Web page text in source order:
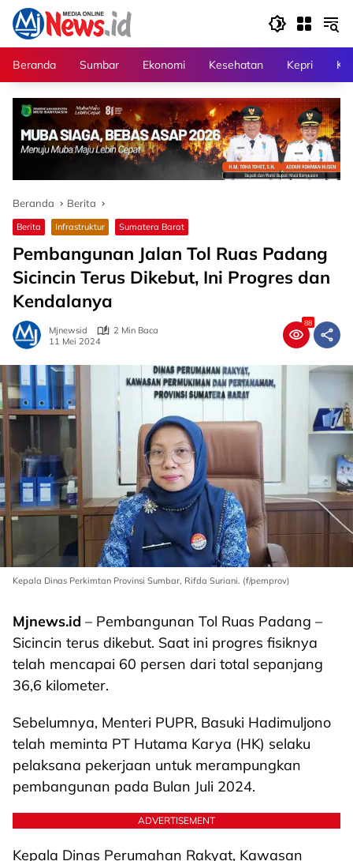
Langsung
konten
Beranda
Sumbar Ekonomi Kesehatan Kepri
Beranda Berita
Berita Infrastruktur Sumatera Barat
Pembangunan Jalan Tol Ruas Padang
Sicincin Terus Dikebut, Ini Progres dan
Kendalanya
Mjnewsid
2 Min Baca
11 Mei 2024
88
Kepala Dinas Perkimtan Provinsi Sumbar, Rifda Suriani. (f/pemprov)
Mjnews.id – Pembangunan Tol Ruas Padang –
Sicincin terus dikebut. Saat ini progres fisiknya
telah mencapai 60 persen dari total sepanjang
36,6 kilometer.
Sebelumnya, Menteri PUPR, Basuki Hadimuljono
telah meminta PT Hutama Karya (HK) selaku
pelaksana pekerjaan untuk merampungkan
pembangunan pada Bulan Juli 2024.
ADVERTISEMENT
Kepala Dinas Perumahan Rakyat, Kawasan